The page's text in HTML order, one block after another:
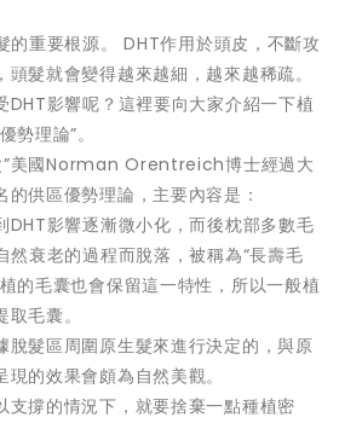
的重要根源。 DHT作用於頭皮，不斷攻
髮就會變得越來越細，越來越稀疏。
DHT影響呢？這裡要向大家介紹一下植
勢理論”。
”美國Norman Orentreich博士經過大
供區優勢理論，主要內容是：
DHT影響逐漸微小化，而後枕部多數毛
然衰老的過程而脫落，被稱為“長壽毛
的毛囊也會保留這一特性，所以一般植
毛囊。
脫髮區周圍原生髮來進行決定的，與原
的效果會頗為自然美觀。
支撐的情況下，就要捨棄一點種植密